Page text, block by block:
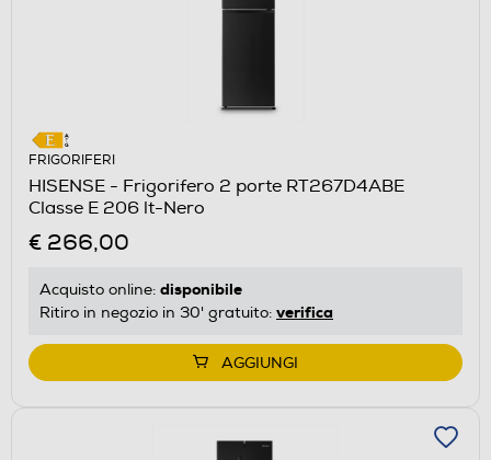
FRIGORIFERI
HISENSE - Frigorifero 2 porte RT267D4ABE
Classe E 206 lt-Nero
€ 266,00
Acquisto online: disponibile
Ritiro in negozio in 30' gratuito: verifica
AGGIUNGI